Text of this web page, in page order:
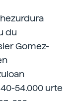
du
Gomez-
54.000 urte